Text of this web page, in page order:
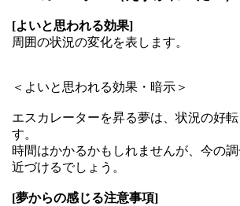
[よいと思われる効果]
周囲の状況の変化を表します。
＜よいと思われる効果・暗示＞
エスカレーターを昇る夢は、状況の好
す。
時間はかかるかもしれませんが、今の
近づけるでしょう。
[夢からの感じる注意事項]